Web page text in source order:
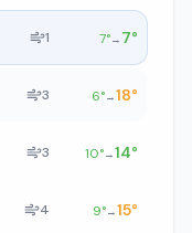
1 7°→ 7°
3 6°→18°
3 10°→14°
4 9°→15°